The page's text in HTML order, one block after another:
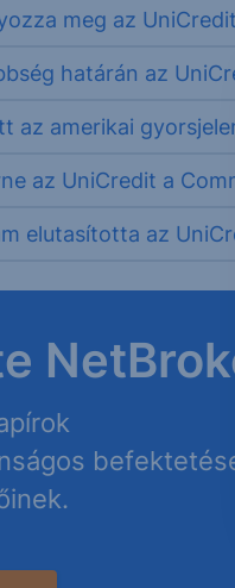
meg az
határán az
az amerikai
az UniCredit a
elutasította az